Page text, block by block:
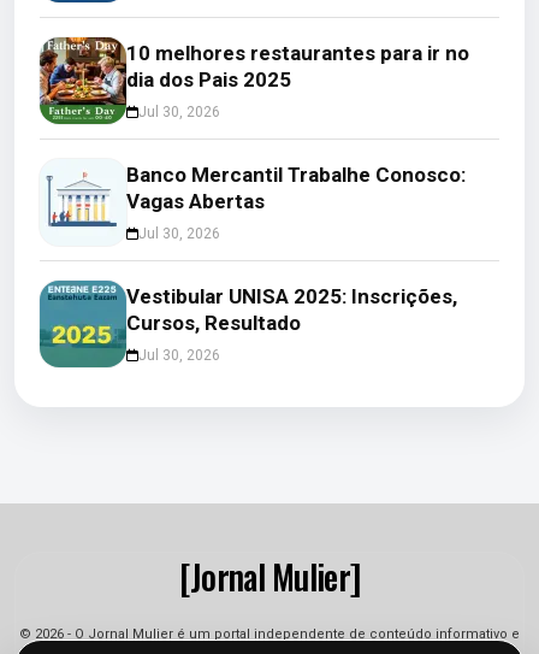
10 melhores restaurantes para ir no
dia dos Pais 2025
Jul 30, 2026
Banco Mercantil Trabalhe Conosco:
Vagas Abertas
Jul 30, 2026
Vestibular UNISA 2025: Inscrições,
Cursos, Resultado
Jul 30, 2026
[Jornal Mulier]
© 2026 - O Jornal Mulier é um portal independente de conteúdo informativo e